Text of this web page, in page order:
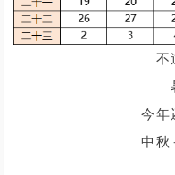
不
今年
中秋